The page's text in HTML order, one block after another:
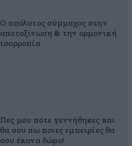
Ο απόλυτος σύμμαχος στην
αποτοξίνωση & την ορμονική
ισορροπία
Πες μου πότε γεννήθηκες και
θα σου πω ποιες εμπειρίες θα
σου έκανα δώρο!